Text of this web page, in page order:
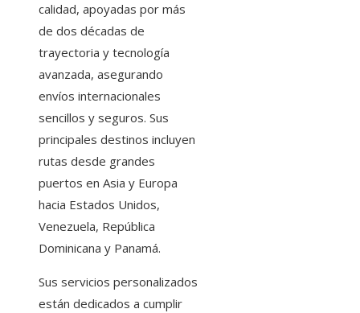
calidad, apoyadas por más
de dos décadas de
trayectoria y tecnología
avanzada, asegurando
envíos internacionales
sencillos y seguros. Sus
principales destinos incluyen
rutas desde grandes
puertos en Asia y Europa
hacia Estados Unidos,
Venezuela, República
Dominicana y Panamá.
Sus servicios personalizados
están dedicados a cumplir